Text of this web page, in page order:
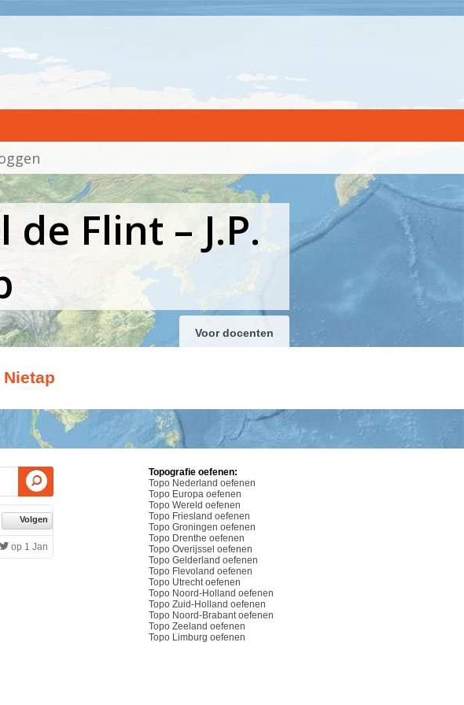
Flint – J.P.
Voor docenten

Volgen
op 1 Jan
Topografie oefenen:
Topo Nederland oefenen
Topo Europa oefenen
Topo Wereld oefenen
Topo Friesland oefenen
Topo Groningen oefenen
Topo Drenthe oefenen
Topo Overijssel oefenen
Topo Gelderland oefenen
Topo Flevoland oefenen
Topo Utrecht oefenen
Topo Noord-Holland oefenen
Topo Zuid-Holland oefenen
Topo Noord-Brabant oefenen
Topo Zeeland oefenen
Topo Limburg oefenen